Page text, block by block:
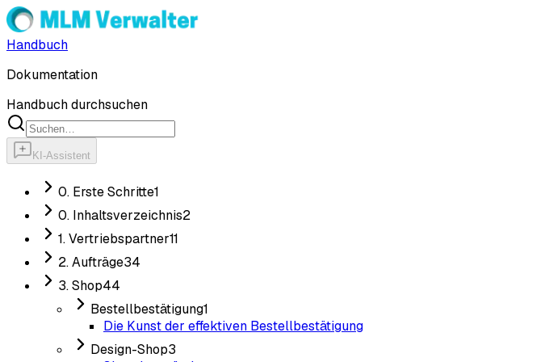
Handbuch
Dokumentation
Handbuch durchsuchen
KI-Assistent
0. Erste Schritte1
0. Inhaltsverzeichnis2
1. Vertriebspartner11
2. Aufträge34
3. Shop44
Bestellbestätigung1
Die Kunst der effektiven Bestellbestätigung
Design-Shop3